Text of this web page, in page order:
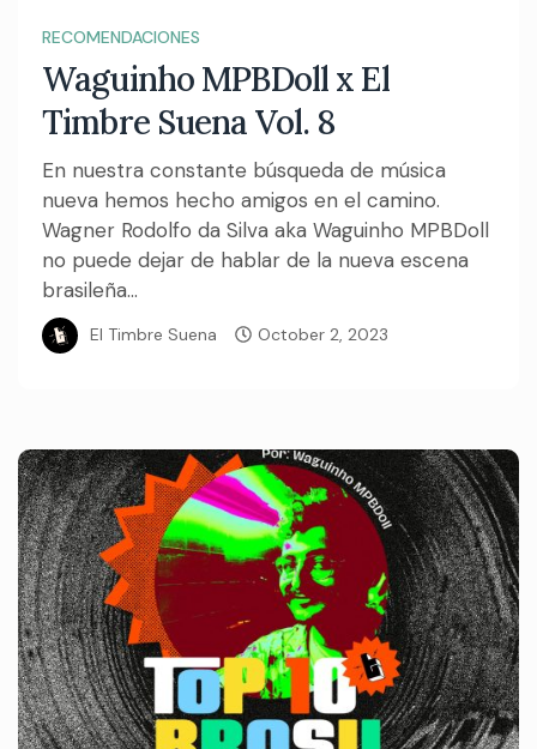
RECOMENDACIONES
Waguinho MPBDoll x El
Timbre Suena Vol. 8
En nuestra constante búsqueda de música
nueva hemos hecho amigos en el camino.
Wagner Rodolfo da Silva aka Waguinho MPBDoll
no puede dejar de hablar de la nueva escena
brasileña...
El Timbre Suena October 2, 2023